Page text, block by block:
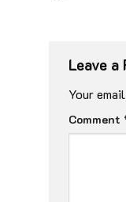
Leave a
Your
Comment